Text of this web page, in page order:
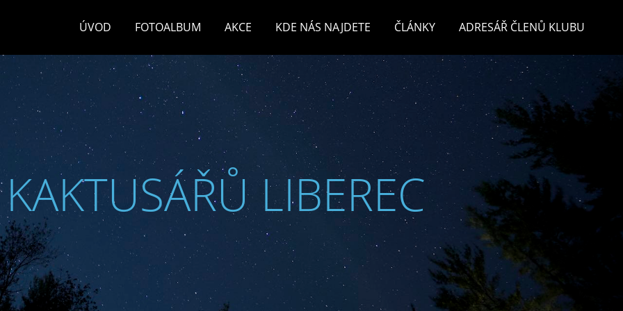
ÚVOD FOTOALBUM AKCE KDE NÁS NAJDETE ČLÁNKY ADRESÁŘ ČLENŮ KLUBU
LIBEREC